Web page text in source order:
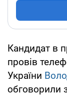
Кандидат в
провів
України
обговорили